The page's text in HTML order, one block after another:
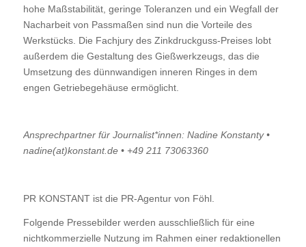
hohe Maßstabilität, geringe Toleranzen und ein Wegfall der
Nacharbeit von Passmaßen sind nun die Vorteile des
Werkstücks. Die Fachjury des Zinkdruckguss-Preises lobt
außerdem die Gestaltung des Gießwerkzeugs, das die
Umsetzung des dünnwandigen inneren Ringes in dem
engen Getriebegehäuse ermöglicht.
Ansprechpartner für Journalist*innen: Nadine Konstanty •
nadine(at)konstant.de • +49 211 73063360
PR KONSTANT ist die PR-Agentur von Föhl.
Folgende Pressebilder werden ausschließlich für eine
nichtkommerzielle Nutzung im Rahmen einer redaktionellen